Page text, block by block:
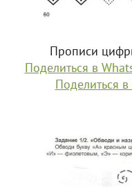
Прописи
Поделиться в
Поделиться